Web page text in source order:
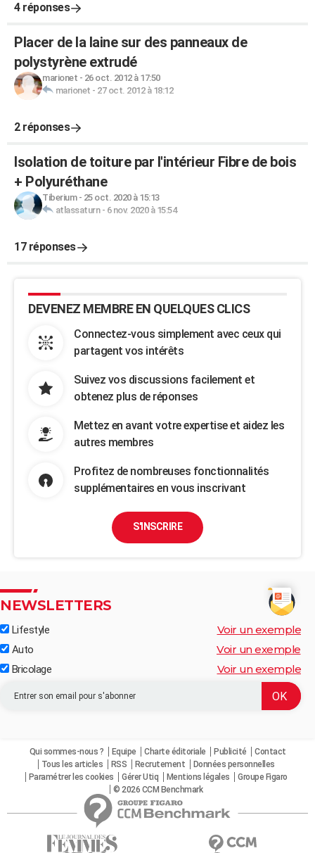
4 réponses
Placer de la laine sur des panneaux de
polystyrène extrudé
marionet - 26 oct. 2012 à 17:50
marionet - 27 oct. 2012 à 18:12
2 réponses
Isolation de toiture par l'intérieur Fibre de bois
+ Polyuréthane
Tiberium- 25 oct. 2020 à 15:13
atlassaturn- 6 nov. 2020 à 15:54
17 réponses
DEVENEZ MEMBRE EN QUELQUES CLICS
Connectez-vous simplement avec ceux qui
partagent vos intérêts
Suivez vos discussions facilement et
obtenez plus de réponses
Mettez en avant votre expertise et aidez les
autres membres
Profitez de nombreuses fonctionnalités
supplémentaires en vous inscrivant
S'INSCRIRE
NEWSLETTERS
Lifestyle Voir un exemple
Auto Voir un exemple
Bricolage Voir un exemple
Qui sommes-nous ? Equipe Charte éditoriale Publicité
Contact
Tous les articles
RSS Recrutement
Données personnelles
Paramétrer les cookies
Gérer Utiq Mentions légales
Groupe Figaro
© 2026 CCM Benchmark